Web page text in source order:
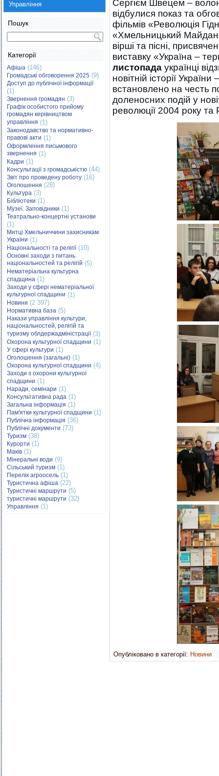
Управління
Пошук
Категорії
Афіша (146)
Громадські обговорення 2025 (9)
Доступ до публічної інформації
(1)
Звернення громадян (3)
Графік особистого прийому
громадян керівництвом
управління (1)
Законодавство та нормативно-
правові акти (1)
Оформлення письмового
звернення (1)
Кадри (1)
Консультації з громадськістю (44)
Звіт про проведену роботу (16)
Оголошення (28)
Культура (3)
Бібліотеки (1)
Музеї. Заповідники (1)
Театрально-концертні установи
(1)
Митці Хмельниччини захисникам
України (1)
Національності та релігії(10)
Основні заходи з питань
національностей та релігій (5)
Нематеріальна культурна
спадщина (1)
Заходи у сфері нематеріальної
культурної спадщини (1)
Новини (2 397)
Нормативна база (5)
Накази управління культури,
національностей, релігій та
туризму облдержадміністрації(3)
Охорона культурної спадщини (1)
У сфері культури (1)
Оголошення (загальні) (1)
Охорона культурної спадщини (4)
Заходи з охорони культурної
спадщини (1)
Наради, семінари (1)
Консультативна рада (1)
Загальна інформація (1)
Пам'ятки культурної спадщини (1)
Публічна інформація (36)
Публічні документи (73)
Туризм (38)
Курорти (1)
Маків (1)
Мінеральні води (9)
Сільський туризм (1)
Перелік агроосель (1)
Туристична афіша (22)
Туристичні маршрути (5)
туристичні маршрути (32)
Управління (1)
Сергієм Швецем –
відбулися показ та
фільмів «Революція
«Хмельницький Майдан.
вірші та пісні,
виставку «Україна –
листопада українці
новітній історії України
встановлено на честь
доленосних подій у
революції 2004 року та
Опубліковано в категорії: Новини